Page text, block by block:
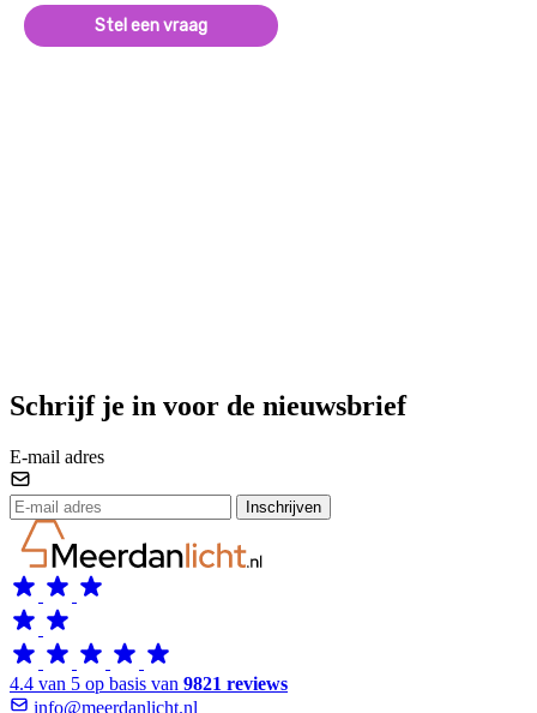
Stel een vraag
Schrijf je in voor de nieuwsbrief
E-mail adres
Inschrijven
4.4 van 5 op basis van 9821 reviews
info@meerdanlicht.nl